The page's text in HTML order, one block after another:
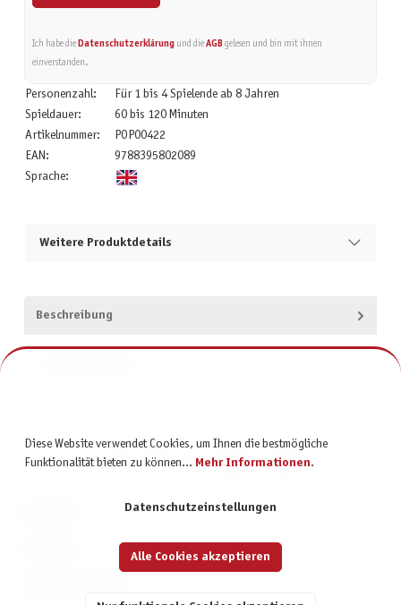
Ich habe die Datenschutzerklärungund die AGBgelesen und bin mit ihnen
einverstanden.
Personenzahl:
Für 1 bis 4 Spielende ab 8 Jahren
Spieldauer:
60 bis 120 Minuten
Artikelnummer:
POP00422
EAN:
9788395802089
Sprache:
Weitere Produktdetails
Beschreibung
Diese Website verwendet Cookies, um Ihnen die bestmögliche
Funktionalität bieten zu können... Mehr Informationen.
Datenschutzeinstellungen
Alle Cookies akzeptieren